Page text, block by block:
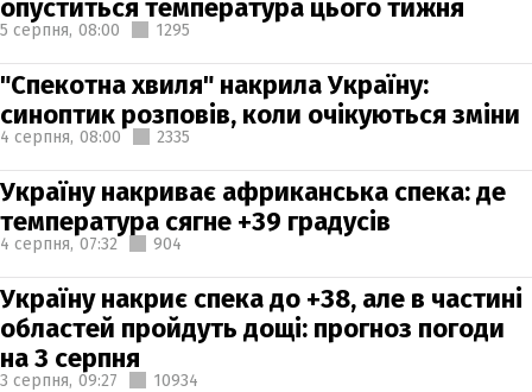
опуститься температура цього тижня
5 серпня, 08:00 1295
"Спекотна хвиля" накрила Україну:
синоптик розповів, коли очікуються зміни
4 серпня, 08:00 2335
Україну накриває африканська спека: де
температура сягне +39 градусів
4 серпня, 07:32 904
Україну накриє спека до +38, але в частині
областей пройдуть дощі: прогноз погоди
на 3 серпня
3 серпня, 09:27 10934